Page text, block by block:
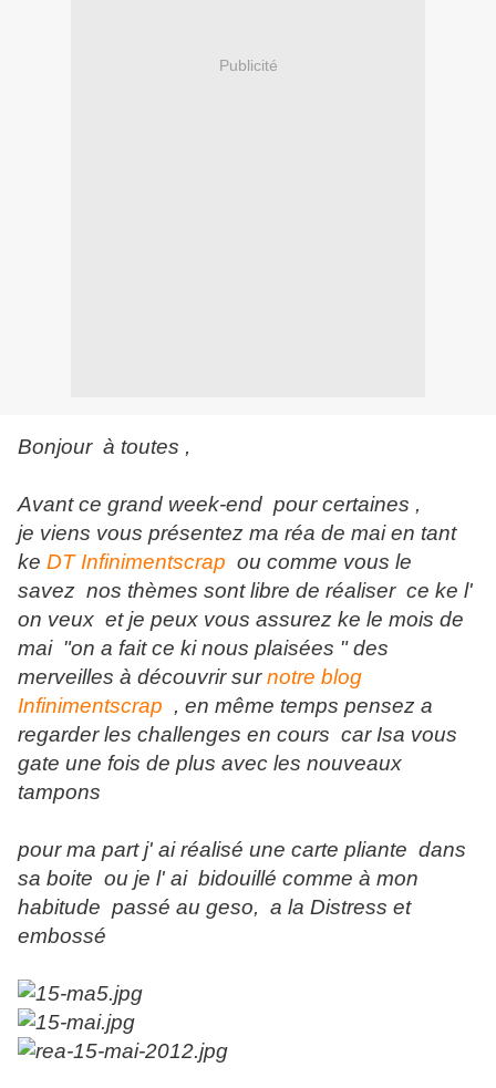
Publicité
Bonjour à toutes ,
Avant ce grand week-end pour certaines ,
je viens vous présentez ma réa de mai en tant
ke DT Infinimentscrap ou comme vous le
savez nos thèmes sont libre de réaliser ce ke l'
on veux et je peux vous assurez ke le mois de
mai "on a fait ce ki nous plaisées " des
merveilles à découvrir surnotre blog
Infinimentscrap , en même temps pensez a
regarder les challenges en cours car Isa vous
gate une fois de plus avec les nouveaux
tampons
pour ma part j' ai réalisé une carte pliante dans
sa boite ou je l' ai bidouillé comme à mon
habitude passé au geso, a la Distress et
embossé